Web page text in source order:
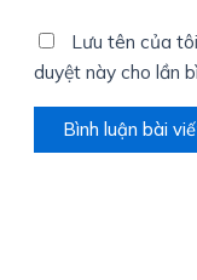
Lưu tên của
duyệt này cho lần